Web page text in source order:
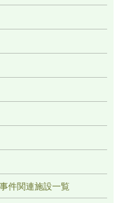
件関連施設一覧